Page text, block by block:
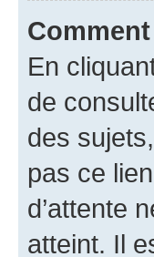
En
de
des
pas ce
d’attente
atteint. Il